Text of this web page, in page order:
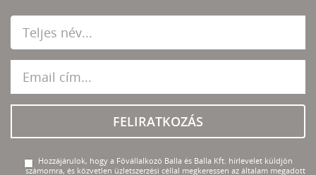
FELIRATKOZÁS
Hozzájárulok, hogy a Fővállalkozó Balla és Balla Kft. hírlevelet küldjön
számomra, és közvetlen üzletszerzési céllal megkeressen az általam megadott